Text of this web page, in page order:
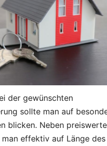
der gewünschten
sollte man auf
blicken. Neben
man effektiv auf Länge des